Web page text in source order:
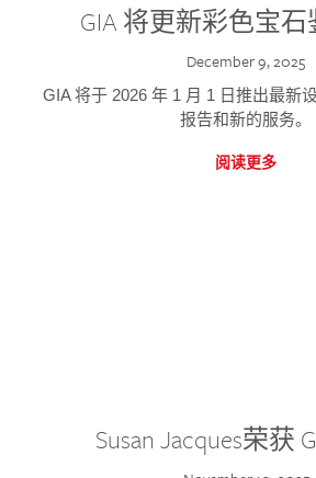
GIA 将更新彩色宝
December 9, 2025
GIA 将于 2026 年 1 月 1 日推出最新
报告和新的服务。
阅读更多
Susan Jacques荣获